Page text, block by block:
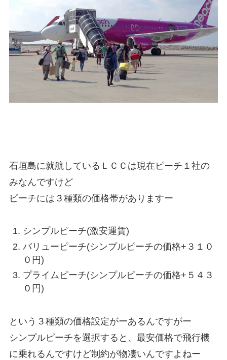
石垣島に就航しているＬＣＣは現在ピーチ１社の
みなんですけど
ピーチには３種類の価格帯がありますー
シンプルピーチ(激安運賃)
バリューピーチ(シンプルピーチの価格+３１０
０円)
プライムピーチ(シンプルピーチの価格+５４３
０円)
という３種類の価格設定がーあるんですがー
シンプルピーチを選択すると、最安価格で飛行機
に乗れるんですけど制約が物凄いんですよねー